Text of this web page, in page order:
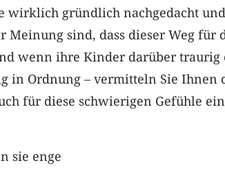
wirklich gründlich nachgedacht
Meinung sind, dass dieser Weg für
wenn ihre Kinder darüber traurig
in Ordnung – vermitteln Sie Ihnen
für diese schwierigen Gefühle ein
sie enge